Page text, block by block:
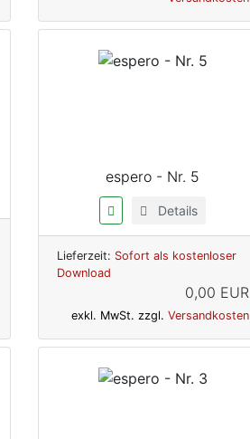
espero - Nr. 5
Details
Lieferzeit: Sofort als kostenloser
Download
0,00 EUR
exkl. MwSt. zzgl. Versandkosten